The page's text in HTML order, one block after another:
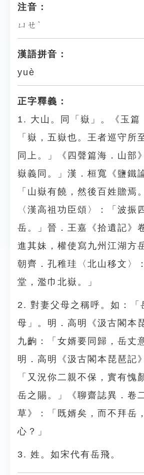
注音：
ㄩㄝˋ
漢語拼音：
yuè
正字釋義：
1. 大山。同「嶽」。《玉篇
「嶽，五嶽也。王者巡守所
同上。」《四聲篇海．山部
嶽義同。」漢．桓寬《鹽鐵
「山嶽有饒，然後百姓贍焉
〈漢高祖功臣頌〉：「波振
岳。」晉．王嘉《拾遺記》
進其妹，權使寫九州江湖方
朝齊．孔稚珪〈北山移文〉
堂，濫巾北嶽。」
2. 對妻父母之稱呼。如：「
母」。明．高明《汲古閣本
九齣：「女婿要同歸，岳丈
明．高明《汲古閣本琵琶記
「又況你二親不保，實有愧
岳之賜。」《聊齋誌異．卷
草》：「既婿矣，而不拜岳
心？」
3. 姓。如宋代有岳飛。